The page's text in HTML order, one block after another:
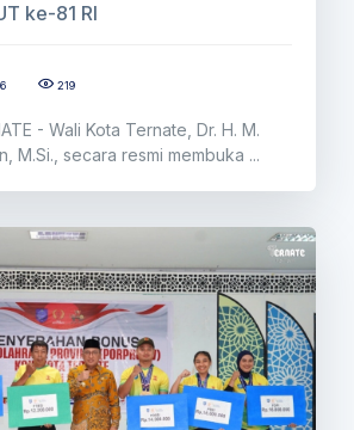
ke-81 RI
219
- Wali Kota Ternate, Dr. H. M.
M.Si., secara resmi membuka ...